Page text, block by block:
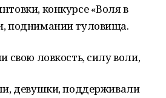
конкурсе «Воля в
поднимании туловища.
свою ловкость, силу воли,
девушки, поддерживали